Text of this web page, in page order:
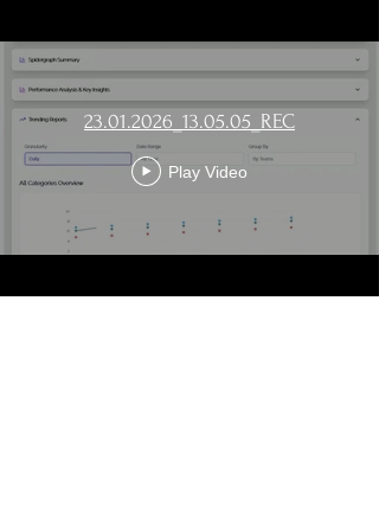
23.01.2026_13.05.05_REC
Play Video